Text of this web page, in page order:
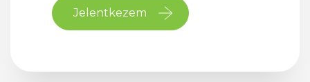
Jelentkezem